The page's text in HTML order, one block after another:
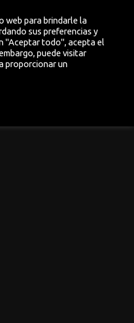
web para brindarle la
sus preferencias y
"Aceptar todo", acepta el
puede visitar
proporcionar un